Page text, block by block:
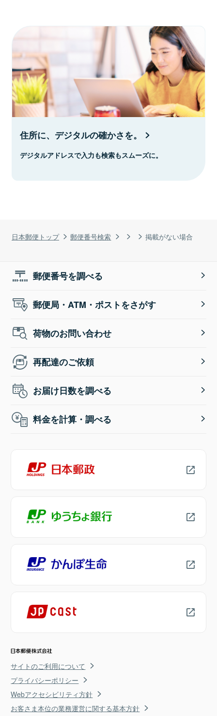
日本郵便トップ 郵便番号検索 掲載がない場合
住所に、デジタルの確かさを。
デジタルアドレスで入力も検索もスムーズに。
郵便番号を調べる
郵便局・ATM・ポストをさがす
荷物のお問い合わせ
再配達のご依頼
お届け日数を調べる
料金を計算・調べる
サイトのご利用について
プライバシーポリシー
Webアクセシビリティ方針
お客さま本位の業務運営に関する基本方針